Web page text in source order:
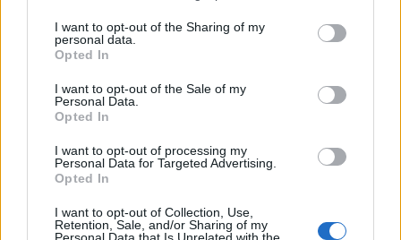
I want to opt-out of the Sharing of my
personal data.
Opted In
I want to opt-out of the Sale of my
Personal Data.
Opted In
I want to opt-out of processing my
Personal Data for Targeted Advertising.
Opted In
I want to opt-out of Collection, Use,
Retention, Sale, and/or Sharing of my
πράσινες και πιο δροσερές
5 Αυγούστου 2026
Η FARIA Renewables προχώρησε στην ηλεκτροδότηση
του αιολικού πάρκου Faria Αίολος Λάρυμνα
5 Αυγούστου 2026
ΥΠΕΝ: Διευρύνεται ο κατάλογος των